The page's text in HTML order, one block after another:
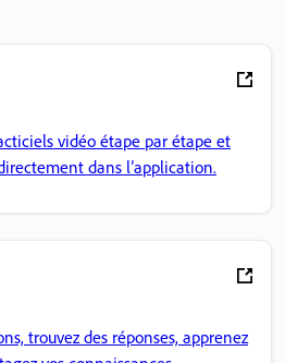
vidéo étape par étape et
dans l’application.
trouvez des réponses, apprenez